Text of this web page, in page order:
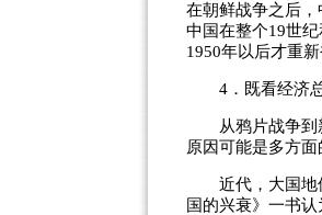
在朝鲜战争之后
中国在整个19世
1950年以后才重新
4．既看经济总
从鸦片战争到新
原因可能是多方
近代，大国地位
国的兴衰》一书